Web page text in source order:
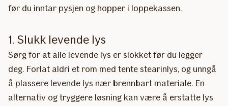
før du inntar pysjen og hopper i loppekassen.
1. Slukk levende lys
Sørg for at alle levende lys er slokket før du legger
deg. Forlat aldri et rom med tente stearinlys, og unngå
å plassere levende lys nær brennbart materiale. En
alternativ og tryggere løsning kan være å erstatte lys